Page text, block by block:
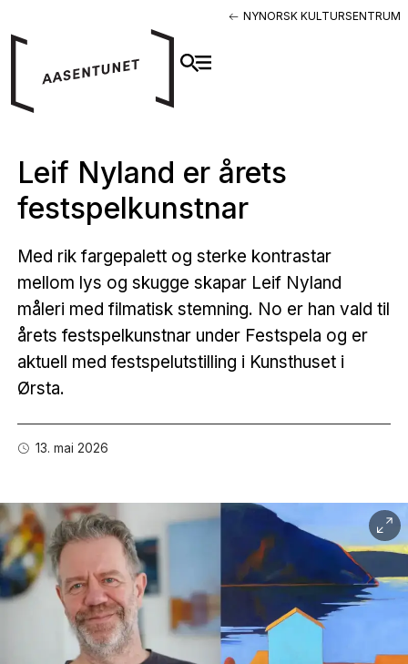
NYNORSK KULTURSENTRUM
Leif Nyland er årets
festspelkunstnar
Med rik fargepalett og sterke kontrastar
mellom lys og skugge skapar Leif Nyland
måleri med filmatisk stemning. No er han vald til
årets festspelkunstnar under Festspela og er
aktuell med festspelutstilling i Kunsthuset i
Ørsta.
13. mai 2026